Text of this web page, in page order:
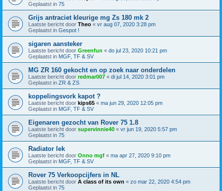
Geplaatst in 75
Grijs antraciet kleurige mg Zs 180 mk 2
Laatste bericht door Theo « vr aug 07, 2020 3:28 pm
Geplaatst in Gespot !
sigaren aansteker
Laatste bericht door Greenfun « do jul 23, 2020 10:21 pm
Geplaatst in MGF, TF & SV
MG ZR 160 gekocht en op zoek naar onderdelen
Laatste bericht door redmar007 « di jul 14, 2020 3:01 pm
Geplaatst in ZR & ZS
koppelingsvork kapot ?
Laatste bericht door kips65 « ma jun 29, 2020 12:05 pm
Geplaatst in MGF, TF & SV
Eigenaren gezocht van Rover 75 1.8
Laatste bericht door supervinnie40 « vr jun 19, 2020 5:57 pm
Geplaatst in 75
Radiator lek
Laatste bericht door Onno mgf « ma apr 27, 2020 9:10 pm
Geplaatst in MGF, TF & SV
Rover 75 Verkoopcijfers in NL
Laatste bericht door A class of its own « zo mar 22, 2020 4:54 pm
Geplaatst in 75